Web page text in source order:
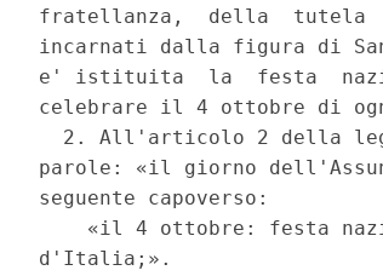
fratellanza,  della  tutela
incarnati dalla figura di
e' istituita  la  festa
celebrare il 4 ottobre di
2. All'articolo 2 della
parole: «il giorno
seguente capoverso:
«il 4 ottobre: festa
d'Italia;».